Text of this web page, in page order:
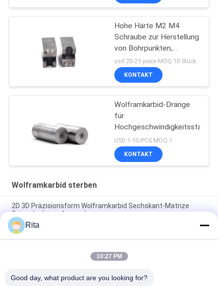
Hohe Härte M2 M4
Schraube zur Herstellung
von Bohrpunkten,
abnutzungsbeständig
und korrosionsbeständig
usd 20-25 piece MOQ:10 Stück
KONTAKT
Wolframkarbid-Dränge
für
USD 1-10/PCS MOQ:1
KONTAKT
Wolframkarbid sterben
2D 3D Präzisionsform Wolframkarbid Sechskant-Matrize
Spiegelpolieren Anpassbar
Quadratisches HartmetallLochmatrize Arbeitsfläche
VA80,ST7,KG5,KG6 Wolframkarbid-Matrize, Kaltform-Matrize,
Verbindungselement für Extrusionsmatrizen,
Rita
10:27 PM
Good day, what product are you looking for?